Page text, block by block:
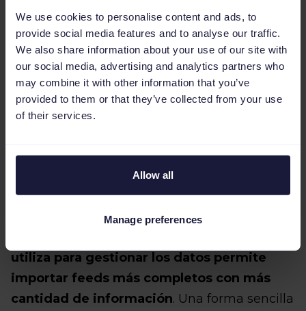
We use cookies to personalise content and ads, to
provide social media features and to analyse our traffic.
We also share information about your use of our site with
our social media, advertising and analytics partners who
may combine it with other information that you’ve
provided to them or that they’ve collected from your use
of their services.
Allow all
Manage preferences
negocios pequeños. Sin embargo, también las
grandes marcas tendrán que evaluar esta
nueva opción como el complemento perfecto
a su propia tienda online. Especialmente por
la importancia que tienen los datos recogidos
por Facebook. Es fundamental para todas las
utiliza para gestionar los datos permite
importar feeds más completos con más
cantidad de información. Una forma sencilla